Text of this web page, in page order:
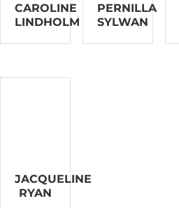
CAROLINE
LINDHOLM
PERNILLA
SYLWAN
JACQUELINE
RYAN